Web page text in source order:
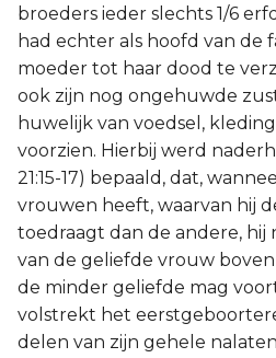
broeders ieder slechts 1/6
had echter als hoofd van de
moeder tot haar dood te
ook zijn nog ongehuwde
huwelijk van voedsel,
voorzien. Hierbij werd
21:15-17) bepaald, dat,
vrouwen heeft, waarvan hij
toedraagt dan de andere, hij
van de geliefde vrouw
de minder geliefde mag
volstrekt het
delen van zijn gehele